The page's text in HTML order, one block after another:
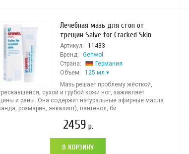
Лечебная мазь для стоп от
трещин Salve for Cracked Skin
Артикул:
11433
Бренд:
Gehwol
Страна:
Германия
Объем:
125 мл
Мазь решает проблему жёсткой,
сухой и грубой кожи ног, заживляет
и раны. Она содержит натуральные эфирные масла
розмарин, эвкалипт), пантенол, би...
2459 р.
В КОРЗИНУ